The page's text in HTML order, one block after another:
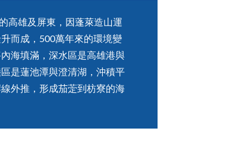
雄及屏東，因蓬萊造山運
而成，500萬年來的環境變
海填滿，深水區是高雄港與
是蓮池潭與澄清湖，沖積平
外推，形成茄萣到枋寮的海